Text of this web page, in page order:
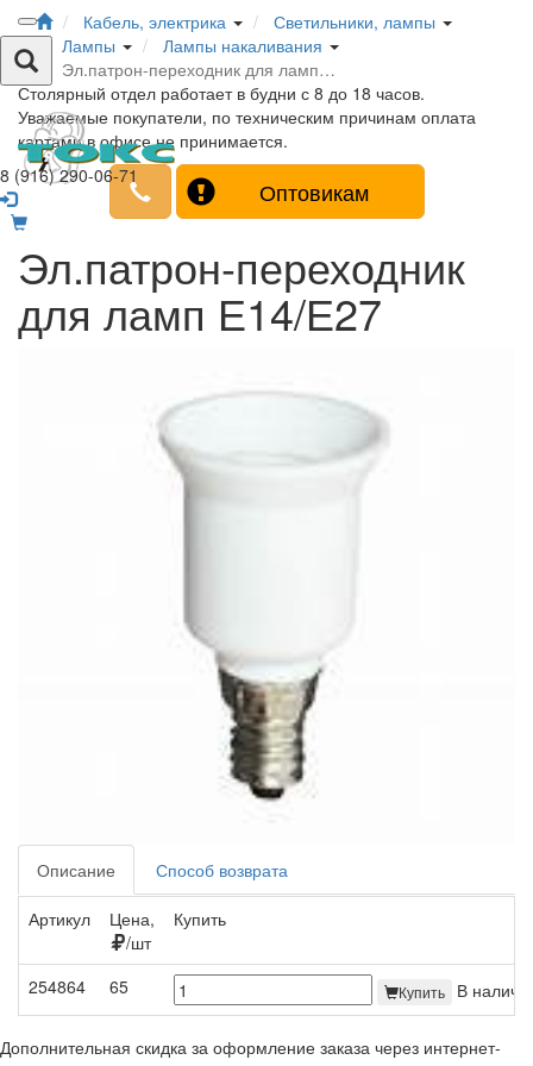
8 (916) 290-06-71
Кабель, электрика
Светильники, лампы
Лампы
Лампы накаливания
Эл.патрон-переходник для ламп…
Столярный отдел работает в будни с 8 до 18 часов.
Уважаемые покупатели, по техническим причинам оплата
картами в офисе не принимается.
Оптовикам
Эл.патрон-переходник
для ламп Е14/Е27
Описание Способ возврата
Артикул
Цена,
/шт
Купить
254864 65 Купить В
Дополнительная скидка за оформление заказа через интернет-